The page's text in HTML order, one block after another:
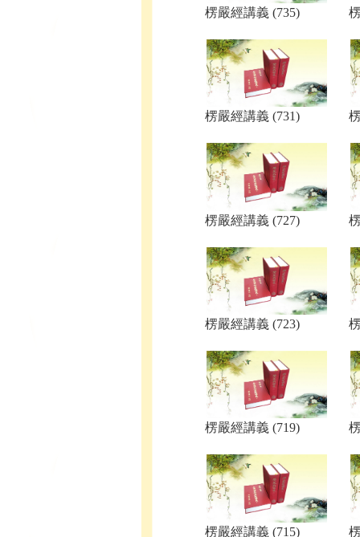
楞嚴經講義 (735)
楞嚴經講義 (731)
楞嚴經講義 (727)
楞嚴經講義 (723)
楞嚴經講義 (719)
楞嚴經講義 (715)